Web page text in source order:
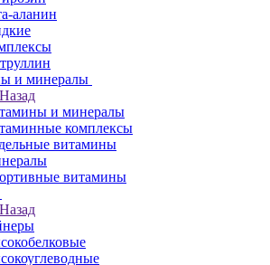
аланин
и минералы
Назад
и минералы
комплексы
витамины
витамины
Назад